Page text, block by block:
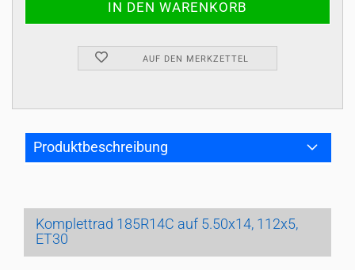
AUF DEN MERKZETTEL
Produktbeschreibung
Komplettrad 185R14C auf 5.50x14, 112x5,
ET30